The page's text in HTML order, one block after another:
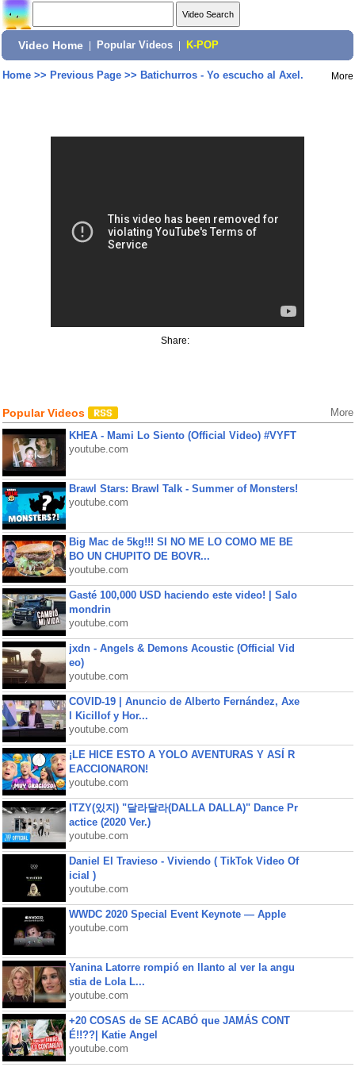
Video Home Popular Videos K-POP
Home>> Previous Page>> Batichurros - Yo escucho al Axel. More
Share:
Popular Videos More
KHEA - Mami Lo Siento (Official Video) #VYFT
youtube.com
Brawl Stars: Brawl Talk - Summer of Monsters!
youtube.com
Big Mac de 5kg!!! SI NO ME LO COMO ME BE
BO UN CHUPITO DE BOVR...
youtube.com
Gasté 100,000 USD haciendo este video! | Salo
mondrin
youtube.com
jxdn - Angels & Demons Acoustic (Official Vid
eo)
youtube.com
COVID-19 | Anuncio de Alberto Fernández, Axe
l Kicillof y Hor...
youtube.com
¡LE HICE ESTO A YOLO AVENTURAS Y ASÍ R
EACCIONARON!
youtube.com
ITZY(있지) "달라달라(DALLA DALLA)" Dance Pr
actice (2020 Ver.)
youtube.com
Daniel El Travieso - Viviendo ( TikTok Video Of
icial )
youtube.com
WWDC 2020 Special Event Keynote — Apple
youtube.com
Yanina Latorre rompió en llanto al ver la angu
stia de Lola L...
youtube.com
+20 COSAS de SE ACABÓ que JAMÁS CONT
É!!??| Katie Angel
youtube.com